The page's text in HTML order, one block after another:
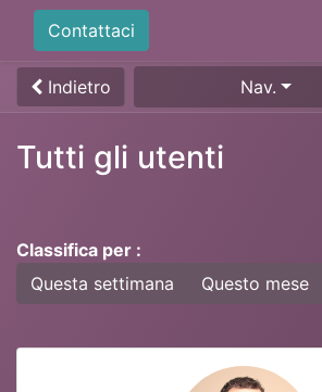
Contattaci
Indietro Nav.
Tutti gli utenti
Classifica per :
Questa settimana
Questo mese